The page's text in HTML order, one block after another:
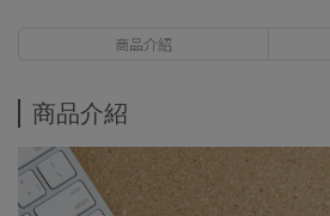
商品介紹
商品介紹